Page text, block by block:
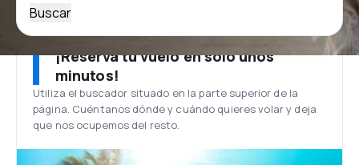
Buscar
¡Reserva tu vuelo en solo unos
minutos!
Utiliza el buscador situado en la parte superior de la
página. Cuéntanos dónde y cuándo quieres volar y deja
que nos ocupemos del resto.